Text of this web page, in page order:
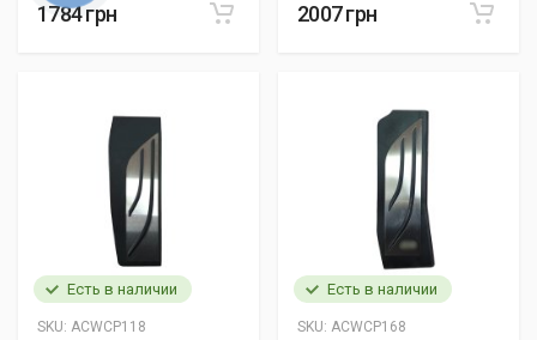
1784 грн 2007 грн
Есть в наличии
SKU: ACWCP118
Есть в наличии
SKU: ACWCP168